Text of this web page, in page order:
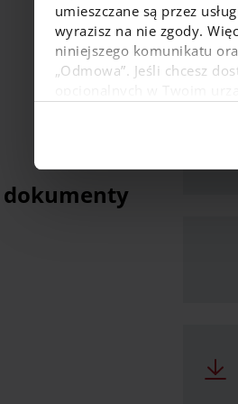
umieszczane są przez
wyrazisz na nie zgody.
niniejszego komunikatu
„Odmowa”. Jeśli chcesz
danych osobowych, w
dokumenty